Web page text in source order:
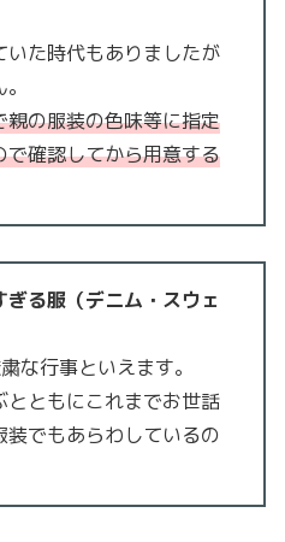
た時代もありましたが
の服装の色味等に指定
確認してから用意する
る服（デニム・スウェ
な行事といえます。
ともにこれまでお世話
でもあらわしているの